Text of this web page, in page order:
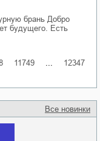
Все новинки
брань Добро
будущего. Есть
11749 ... 12347